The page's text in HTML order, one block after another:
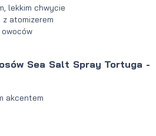
lekkim chwycie
atomizerem
Sea Salt Spray Tortuga -
akcentem